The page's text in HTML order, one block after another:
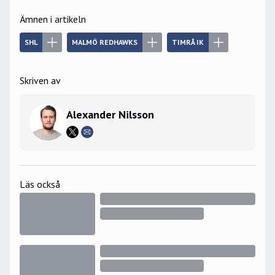
Ämnen i artikeln
SHL MALMÖ REDHAWKS TIMRÅ IK
Skriven av
Alexander Nilsson
Läs också